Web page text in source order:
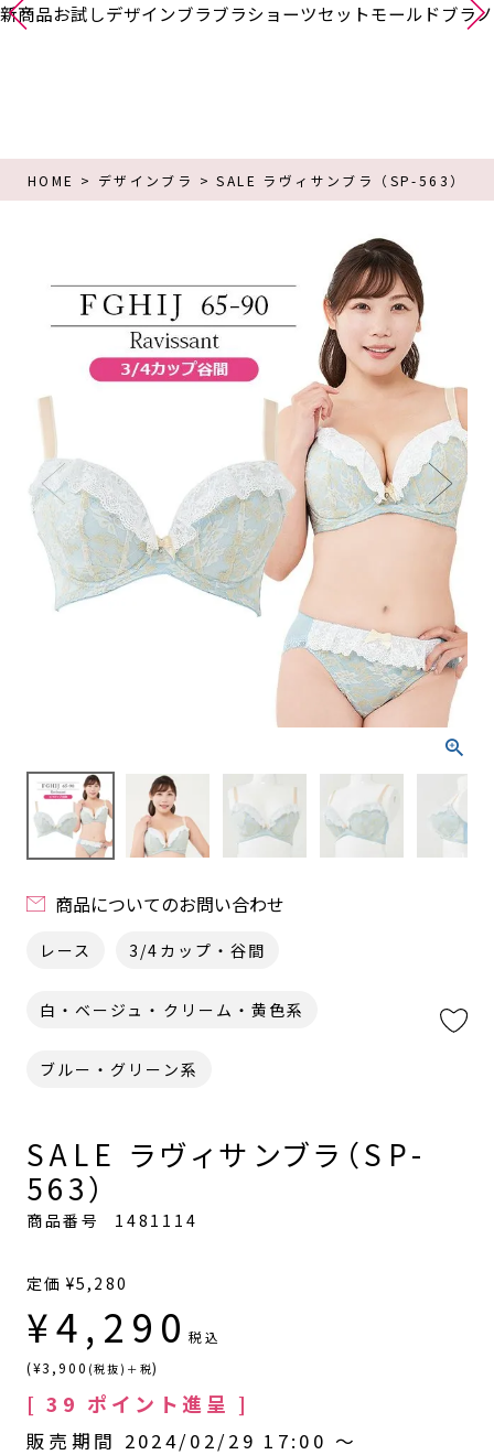
新商品お試しデザインブラブラショーツセットモールドブラ
HOME デザインブラ SALE ラヴィサンブラ（SP-563）
商品についてのお問い合わせ
レース 3/4カップ・谷間
白・ベージュ・クリーム・黄色系
ブルー・グリーン系
SALE ラヴィサンブラ（SP-
563）
商品番号 1481114
定価 ¥5,280
¥4,290 税込
(¥3,900 (税抜)＋税)
[ 39 ポイント進呈 ]
販売期間 2024/02/29 17:00 〜